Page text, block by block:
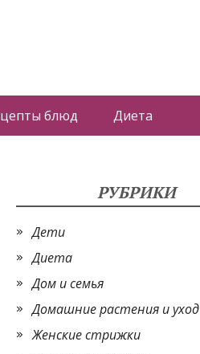
блюд Диета
РУБРИКИ
Дети
Диета
Дом и семья
Домашние растения и уход
Женские стрижки